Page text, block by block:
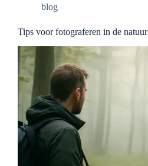
blog
Tips voor fotograferen in de natuur